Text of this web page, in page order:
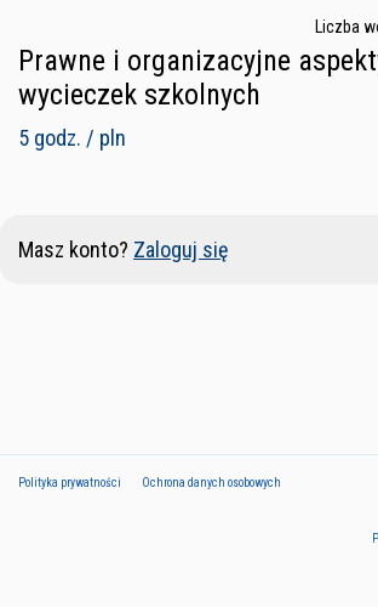
Liczba
Prawne i organizacyjne
wycieczek szkolnych
5 godz. / pln
Masz konto? Zaloguj się
Polityka prywatności Ochrona danych osobowych